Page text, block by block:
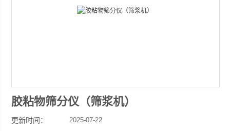
胶粘物筛分仪（筛浆机）
更新时间： 2025-07-22